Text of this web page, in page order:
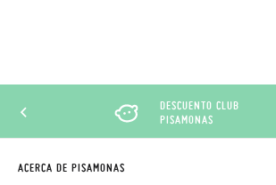
DESCUENTO CLUB
PISAMONAS
ACERCA DE PISAMONAS